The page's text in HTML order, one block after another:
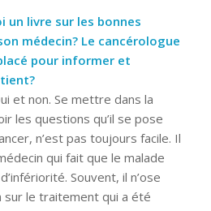
un livre sur les bonnes
médecin? Le cancérologue
pour informer et
et non. Se mettre dans la
les questions qu’il se pose
n’est pas toujours facile. Il
qui fait que le malade
Souvent, il n’ose
le traitement qui a été